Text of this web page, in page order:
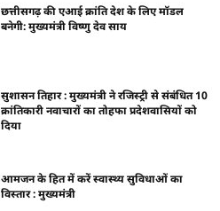
छत्तीसगढ़ की एआई क्रांति देश के लिए मॉडल
बनेगी: मुख्यमंत्री विष्णु देव साय
सुशासन तिहार : मुख्यमंत्री ने रजिस्ट्री से संबंधित 10
क्रांतिकारी नवाचारों का तोहफा प्रदेशवासियों को
दिया
आमजन के हित में करें स्वास्थ्य सुविधाओं का
विस्तार : मुख्यमंत्री